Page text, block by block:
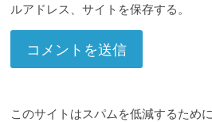
ルアドレス、サイトを保存する。
このサイトはスパムを低減するため